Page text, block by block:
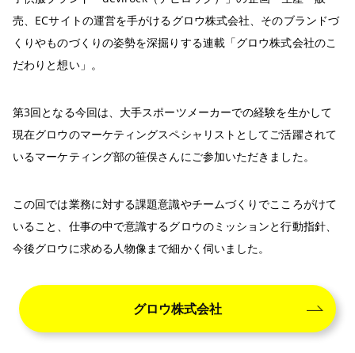
売、ECサイトの運営を手がけるグロウ株式会社、そのブランドづ
くりやものづくりの姿勢を深掘りする連載「グロウ株式会社のこ
だわりと想い」。
第3回となる今回は、大手スポーツメーカーでの経験を生かして
現在グロウのマーケティングスペシャリストとしてご活躍されて
いるマーケティング部の笹俣さんにご参加いただきました。
この回では業務に対する課題意識やチームづくりでこころがけて
いること、仕事の中で意識するグロウのミッションと行動指針、
今後グロウに求める人物像まで細かく伺いました。
グロウ株式会社